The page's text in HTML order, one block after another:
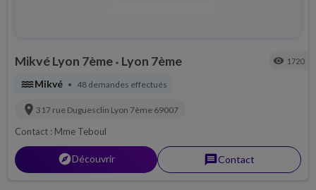
Mikvé Lyon 7ème • Lyon 7ème visibility 1720
waterMikvé • 48 demandes effectués
location_on 317 rue Duguesclin Lyon 7ème 69007
Contact : Mme Teboul
explorerDécouvrir messageContact